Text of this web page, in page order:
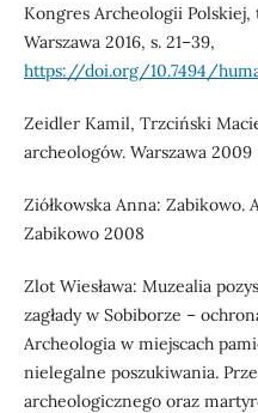
Kongres Archeologii Polskiej,
Warszawa 2016, s. 21–39,
https://doi.org/10.7494/
Zeidler Kamil, Trzciński
archeologów. Warszawa 2009
Ziółkowska Anna: Zabikowo.
Zabikowo 2008
Zlot Wiesława: Muzealia
zagłady w Sobiborze –
Archeologia w miejscach
nielegalne poszukiwania.
archeologicznego oraz